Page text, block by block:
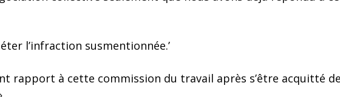
l’infraction susmentionnée.’
rapport à cette commission du travail après s’être acquitté de